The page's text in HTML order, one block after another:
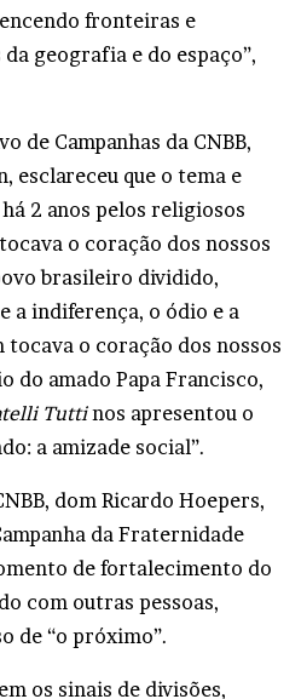
fronteiras e
geografia e do espaço”,
de Campanhas da CNBB,
esclareceu que o tema e
2 anos pelos religiosos
o coração dos nossos
brasileiro dividido,
a indiferença, o ódio e a
tocava o coração dos nossos
do amado Papa Francisco,
Tuttinos apresentou o
a amizade social”.
dom Ricardo Hoepers,
da Fraternidade
de fortalecimento do
com outras pessoas,
de “o próximo”.
os sinais de divisões,